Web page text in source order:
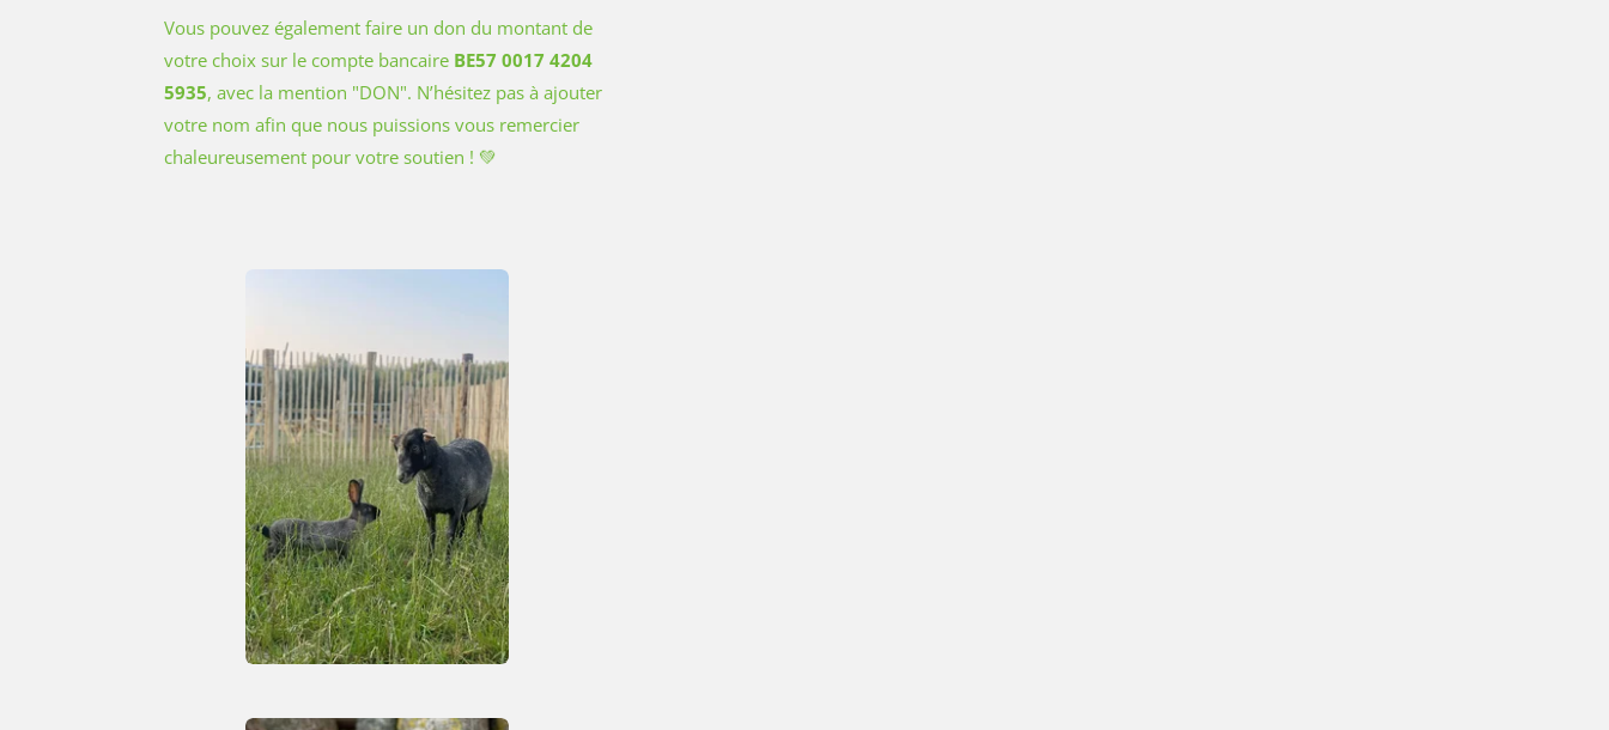
Vous pouvez également faire un don du montant de
votre choix sur le compte bancaire BE57 0017 4204
5935, avec la mention "DON". N’hésitez pas à ajouter
votre nom afin que nous puissions vous remercier
chaleureusement pour votre soutien ! 💚